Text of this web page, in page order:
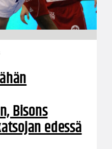
Bisons
edessä